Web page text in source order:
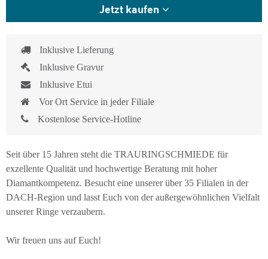
Jetzt kaufen
Inklusive Lieferung
Inklusive Gravur
Inklusive Etui
Vor Ort Service in jeder Filiale
Kostenlose Service-Hotline
Seit über 15 Jahren steht die TRAURINGSCHMIEDE für
exzellente Qualität und hochwertige Beratung mit hoher
Diamantkompetenz. Besucht eine unserer über 35 Filialen in der
DACH-Region und lasst Euch von der außergewöhnlichen Vielfalt
unserer Ringe verzaubern.
Wir freuen uns auf Euch!